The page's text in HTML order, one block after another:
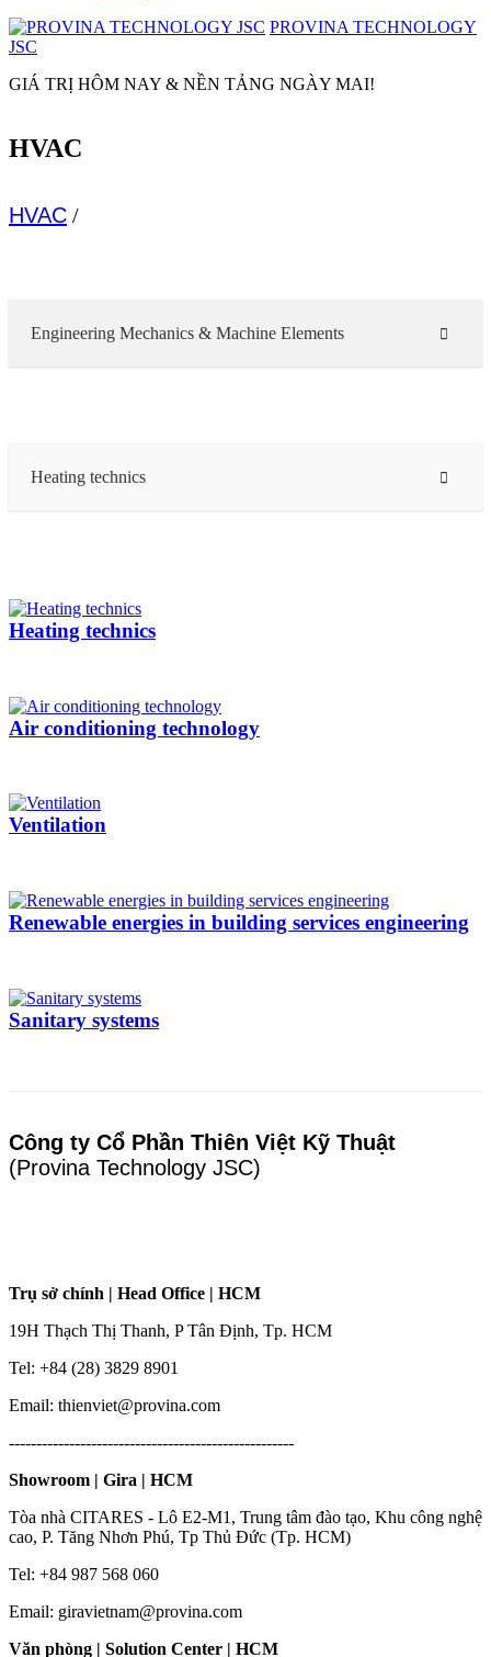
PROVINA TECHNOLOGY
JSC
GIÁ TRỊ HÔM NAY & NỀN TẢNG NGÀY MAI!
HVAC
HVAC /
Engineering Mechanics & Machine Elements
Heating technics
Heating technics
Air conditioning technology
Ventilation
Renewable energies in building services engineering
Sanitary systems
Công ty Cổ Phần Thiên Việt Kỹ Thuật
(Provina Technology JSC)
Trụ sở chính | Head Office | HCM
19H Thạch Thị Thanh, P Tân Định, Tp. HCM
Tel: +84 (28) 3829 8901
Email: thienviet@provina.com
----------------------------------------------------
Showroom | Gira | HCM
Tòa nhà CITARES - Lô E2-M1, Trung tâm đào tạo, Khu công nghệ
cao, P. Tăng Nhơn Phú, Tp Thủ Đức (Tp. HCM)
Tel: +84 987 568 060
Email: giravietnam@provina.com
Văn phòng | Solution Center | HCM